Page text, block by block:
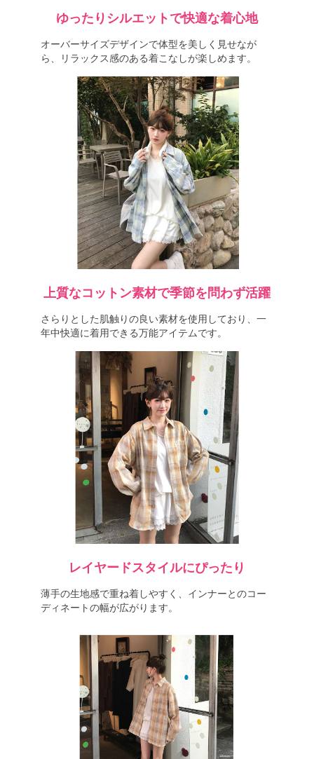
ゆったりシルエットで快適な着心地
オーバーサイズデザインで体型を美しく見せなが
ら、リラックス感のある着こなしが楽しめます。
上質なコットン素材で季節を問わず活躍
さらりとした肌触りの良い素材を使用しており、一
年中快適に着用できる万能アイテムです。
レイヤードスタイルにぴったり
薄手の生地感で重ね着しやすく、インナーとのコー
ディネートの幅が広がります。